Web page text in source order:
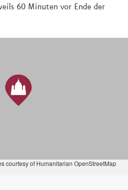
60 Minuten vor Ende der
courtesy of Humanitarian OpenStreetMap